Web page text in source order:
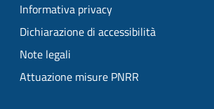
Informativa privacy
Dichiarazione di accessibilità
Note legali
Attuazione misure PNRR